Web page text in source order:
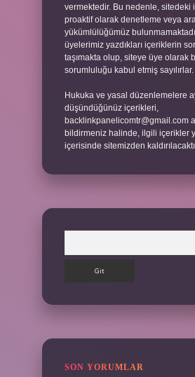
vermektedir. Bu nedenle, sitedeki
proaktif olarak denetleme veya
yükümlülüğümüz
üyelerimiz yazdıkları içeriklerin
taşımakta olup, siteye üye olarak
sorumluluğu kabul etmiş sayılırlar.
Hukuka ve yasal düzenlemelere
düşündüğünüz içerikleri,
backlinkpanelicomtr@gmail.com
bildirmeniz halinde, ilgili içerikler
içerisinde sitemizden
SON YORUMLAR